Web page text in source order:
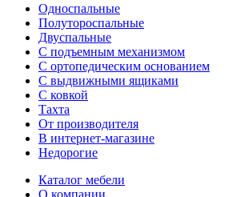
Односпальные
Полутороспальные
Двуспальные
С подъемным механизмом
С ортопедическим основанием
С выдвижными ящиками
С ковкой
Тахта
От производителя
В интернет-магазине
Недорогие
Каталог мебели
О компании